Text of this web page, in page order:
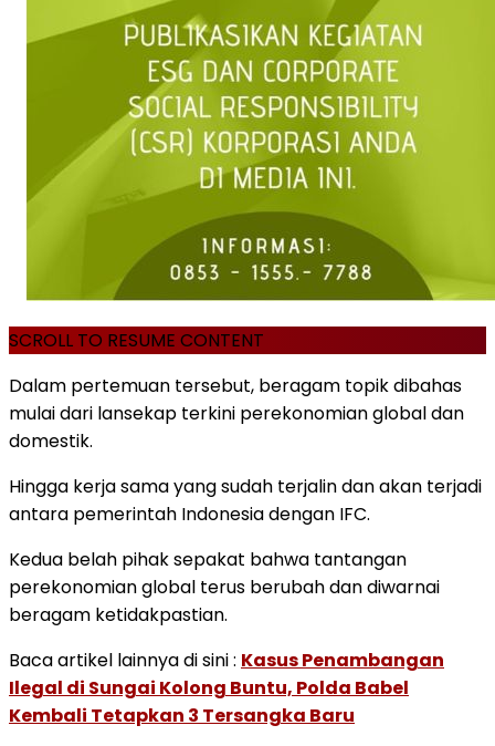
SCROLL TO RESUME CONTENT
Dalam pertemuan tersebut, beragam topik dibahas
mulai dari lansekap terkini perekonomian global dan
domestik.
Hingga kerja sama yang sudah terjalin dan akan terjadi
antara pemerintah Indonesia dengan IFC.
Kedua belah pihak sepakat bahwa tantangan
perekonomian global terus berubah dan diwarnai
beragam ketidakpastian.
Baca artikel lainnya di sini : Kasus Penambangan
Ilegal di Sungai Kolong Buntu, Polda Babel
Kembali Tetapkan 3 Tersangka Baru